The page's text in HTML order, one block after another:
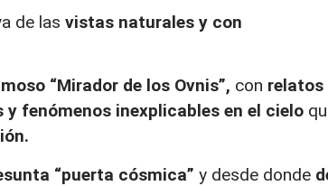
de las vistas naturales y con
“Mirador de los Ovnis”, con relatos
fenómenos inexplicables en el cielo
“puerta cósmica” y desde donde